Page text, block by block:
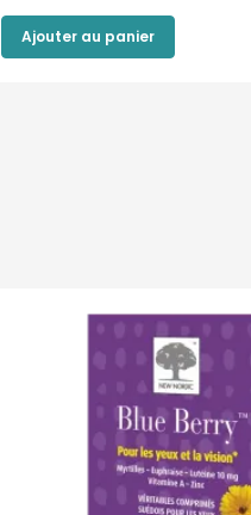
Ajouter au panier